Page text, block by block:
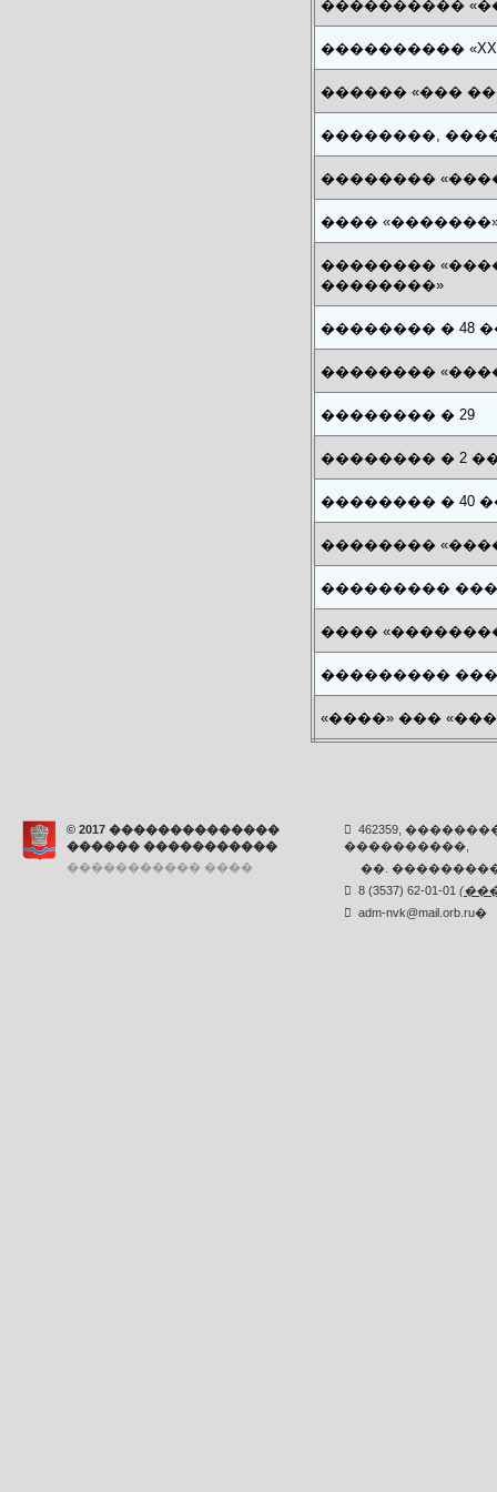
����������
����������
������ «���
��������,
��������
����
��������
��������»
�������� � 48
��������
�������� � 29
�������� � 2
�������� � 40
��������
��������� ���
����
��������� ���
«����» ���
© 2017 ��������������
������ �����������
����������� ����
462359,
����������,
��. ���������,
8 (3537) 62-01-01 (
adm-nvk@mail.orb.ru�